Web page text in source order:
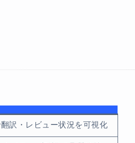
訳・レビュー状況を可視化